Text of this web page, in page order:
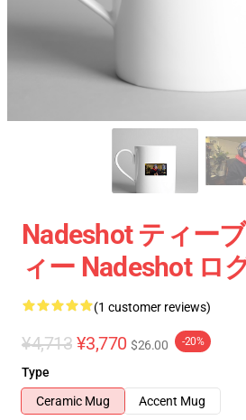
Nadeshot ティー
ィー Nadeshot ロ
(1 customer reviews)
¥4,713 ¥3,770 $26.00 -20%
Type
Ceramic Mug
Accent Mug